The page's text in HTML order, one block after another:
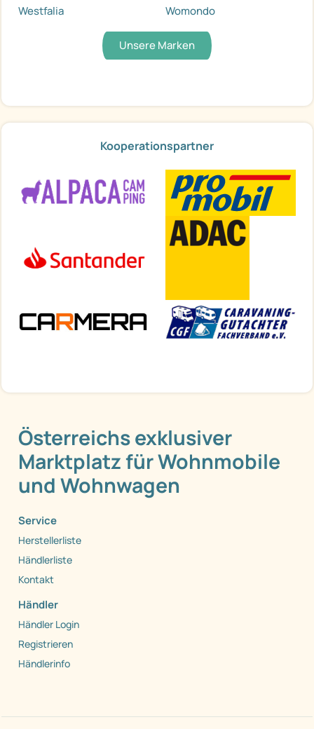
Westfalia
Womondo
Unsere Marken
Kooperationspartner
Österreichs exklusiver
Marktplatz für Wohnmobile
und Wohnwagen
Service
Herstellerliste
Händlerliste
Kontakt
Händler
Händler Login
Registrieren
Händlerinfo